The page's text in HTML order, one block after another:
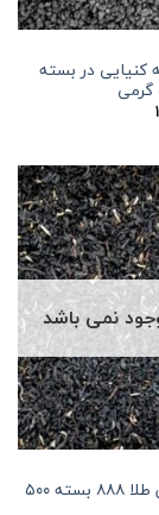
کنیایی در بسته
گرمی
نمی باشد
پرسفید چکش طلا ۸۸۸ بسته ۵۰۰